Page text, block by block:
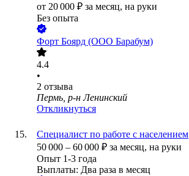
от 20 000 ₽ за месяц, на руки
Без опыта
Форт Боярд (ООО Барабум)
4.4
•
2 отзыва
Пермь, р-н Ленинский
Откликнуться
Специалист по работе с населением
50 000 – 60 000 ₽ за месяц, на руки
Опыт 1-3 года
Выплаты: Два раза в месяц